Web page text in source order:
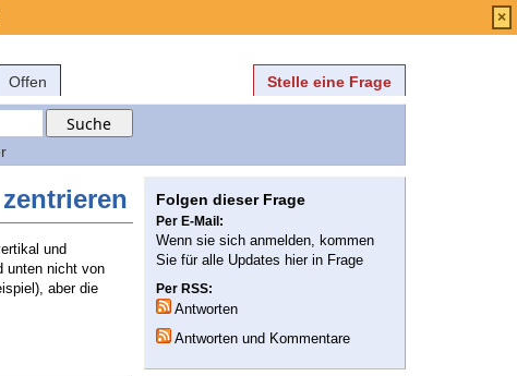
Offen Stelle eine Frage
und
unten nicht von
aber die
Folgen dieser Frage
Per E-Mail:
Wenn sie sich anmelden, kommen
Sie für alle Updates hier in Frage
Per RSS:
Antworten
Antworten und Kommentare
×